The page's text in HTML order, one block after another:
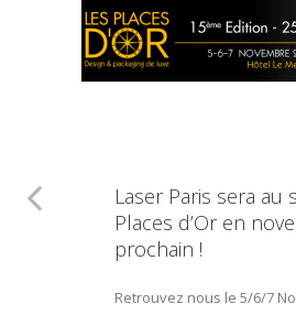
Laser Paris sera au
Places d’Or en
prochain !
Retrouvez nous le 5/6/7